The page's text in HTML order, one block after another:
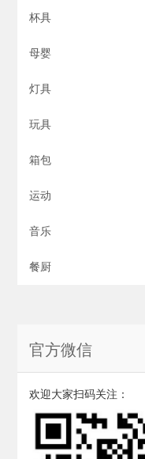
杯具
母婴
灯具
玩具
箱包
运动
音乐
餐厨
官方微信
欢迎大家扫码关注：